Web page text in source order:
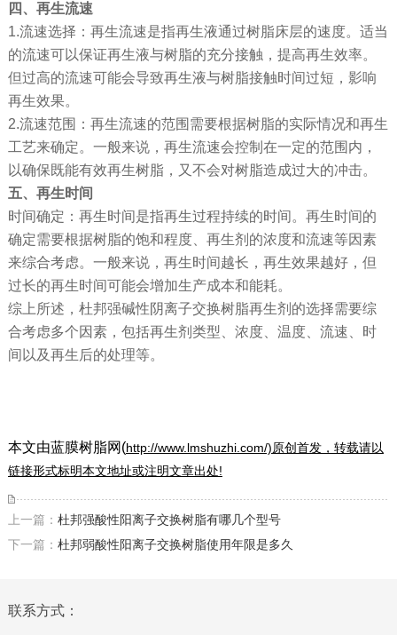
四、再生流速
1.流速选择：再生流速是指再生液通过树脂床层的速度。适当
的流速可以保证再生液与树脂的充分接触，提高再生效率。
但过高的流速可能会导致再生液与树脂接触时间过短，影响
再生效果。
2.流速范围：再生流速的范围需要根据树脂的实际情况和再生
工艺来确定。一般来说，再生流速会控制在一定的范围内，
以确保既能有效再生树脂，又不会对树脂造成过大的冲击。
五、再生时间
时间确定：再生时间是指再生过程持续的时间。再生时间的
确定需要根据树脂的饱和程度、再生剂的浓度和流速等因素
来综合考虑。一般来说，再生时间越长，再生效果越好，但
过长的再生时间可能会增加生产成本和能耗。
综上所述，杜邦强碱性阴离子交换树脂再生剂的选择需要综
合考虑多个因素，包括再生剂类型、浓度、温度、流速、时
间以及再生后的处理等。
本文由蓝膜树脂网(http://www.lmshuzhi.com/)原创首发，转载请以
链接形式标明本文地址或注明文章出处!
上一篇： 杜邦强酸性阳离子交换树脂有哪几个型号
下一篇： 杜邦弱酸性阳离子交换树脂使用年限是多久
联系方式：